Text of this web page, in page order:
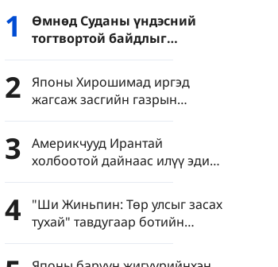
1
Өмнөд Суданы үндэсний
тогтвортой байдлыг
хамгаалах ёстой гэж
Хятадын тал онцлон
тэмдэглэв
2
Японы Хирошимад иргэд
жагсаж засгийн газрын
аюултай үйлдлийг эсэргүүцэв
3
Америкчууд Ирантай
холбоотой дайнаас илүү эдийн
засгийн асуудалд санаа
зовниж байна
4
"Ши Жиньпин: Төр улсыг засах
тухай" тавдугаар ботийн
хэлэлцүүлэг боллоо